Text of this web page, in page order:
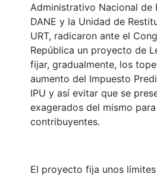
Administrativo Nacional de
DANE y la Unidad de
URT, radicaron ante el
República un proyecto de
fijar, gradualmente, los
aumento del Impuesto
IPU y así evitar que se
exagerados del mismo
contribuyentes.
El proyecto fija unos